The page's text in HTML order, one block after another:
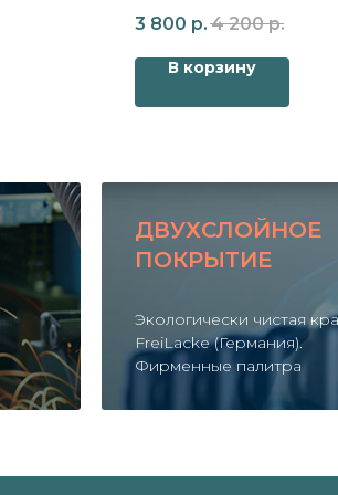
3 800 р. 4 200 р.
В корзину
ДВУХСЛОЙНОЕ
ПОКРЫТИЕ
Экологически чистая
FreiLacke (Германия).
Фирменные палитра